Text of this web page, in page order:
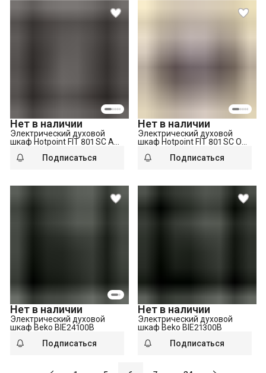
Нет в наличии
Электрический духовой
шкаф Hotpoint FIT 801 SC AN
Подписаться
Нет в наличии
Электрический духовой
шкаф Hotpoint FIT 801 SC OW
Подписаться
Нет в наличии
Электрический духовой
шкаф Beko BIE24100B
Подписаться
Нет в наличии
Электрический духовой
шкаф Beko BIE21300B
Подписаться